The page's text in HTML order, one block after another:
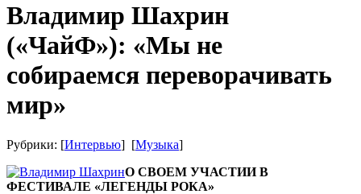
Владимир Шахрин
(«ЧайФ»): «Мы не
собираемся переворачивать
мир»
Рубрики: [Интервью] [Музыка]
О СВОЕМ УЧАСТИИ В
ФЕСТИВАЛЕ «ЛЕГЕНДЫ РОКА»